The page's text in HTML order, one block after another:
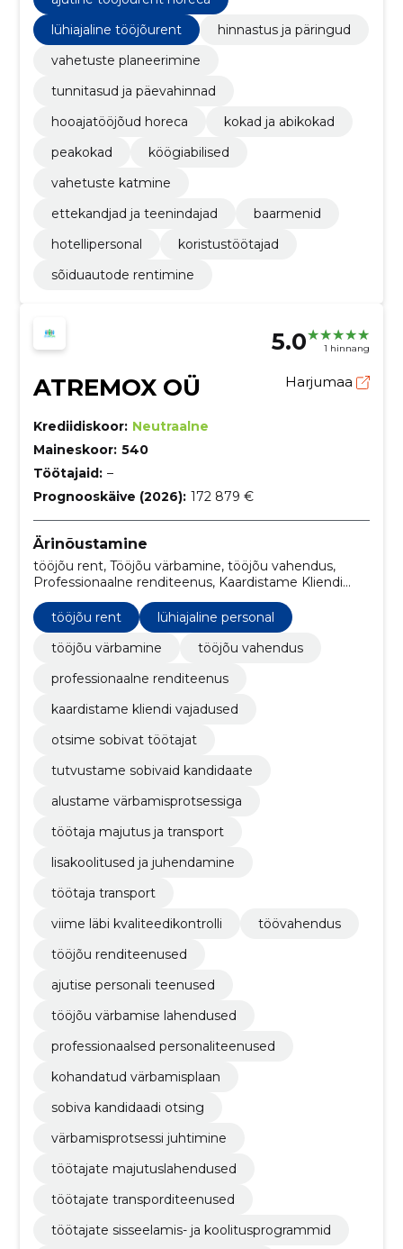
lühiajaline tööjõurent
hinnastus ja päringud
vahetuste planeerimine
tunnitasud ja päevahinnad
hooajatööjõud horeca
kokad ja abikokad
peakokad
köögiabilised
vahetuste katmine
ettekandjad ja teenindajad
baarmenid
hotellipersonal
koristustöötajad
sõiduautode rentimine
5.0 1 hinnang
ATREMOX OÜ Harjumaa
Krediidiskoor: Neutraalne
Maineskoor: 540
Töötajaid: –
Prognooskäive (2026): 172 879 €
Ärinõustamine
tööjõu rent, Tööjõu värbamine, tööjõu vahendus,
Professionaalne renditeenus, Kaardistame Kliendi
sobivaid kandidaate, Alustame värbamisprotsessiga,
Töötaja majutus ja transport, Lisakoolitused ja
juhendamine
tööjõu rent
lühiajaline personal
tööjõu värbamine
tööjõu vahendus
professionaalne renditeenus
kaardistame kliendi vajadused
otsime sobivat töötajat
tutvustame sobivaid kandidaate
alustame värbamisprotsessiga
töötaja majutus ja transport
lisakoolitused ja juhendamine
töötaja transport
viime läbi kvaliteedikontrolli
töövahendus
tööjõu renditeenused
ajutise personali teenused
tööjõu värbamise lahendused
professionaalsed personaliteenused
kohandatud värbamisplaan
sobiva kandidaadi otsing
värbamisprotsessi juhtimine
töötajate majutuslahendused
töötajate transporditeenused
töötajate sisseelamis- ja koolitusprogrammid